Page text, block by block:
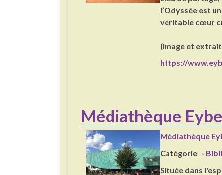
l’Odyssée est
véritable cœur
(image et
https://
Médiathèque
Médiathèque
Catégorie -
Située dans